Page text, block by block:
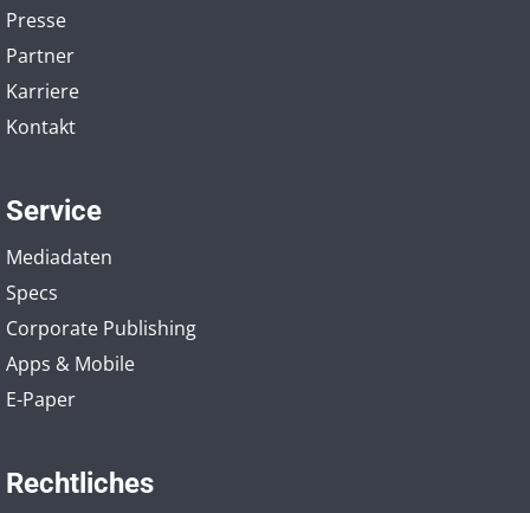
Presse
Partner
Karriere
Kontakt
Service
Mediadaten
Specs
Corporate Publishing
Apps & Mobile
E-Paper
Rechtliches